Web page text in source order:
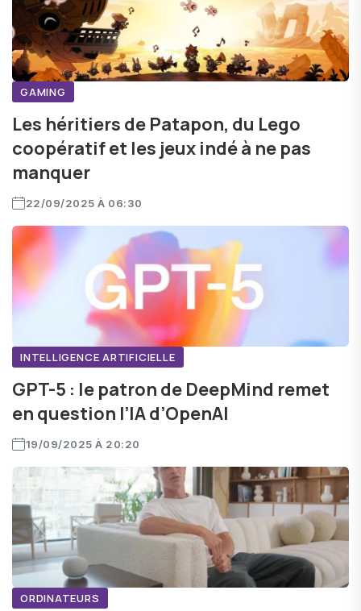
GAMING
Les héritiers de Patapon, du Lego
coopératif et les jeux indé à ne pas
manquer
22/09/2025 À 06:30
INTELLIGENCE ARTIFICIELLE
GPT-5 : le patron de DeepMind remet
en question l’IA d’OpenAI
19/09/2025 À 20:20
ORDINATEURS